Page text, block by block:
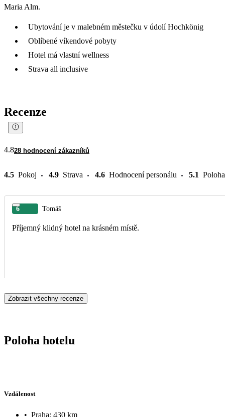
Maria Alm.
Ubytování je v malebném městečku v údolí Hochkönig
Oblíbené víkendové pobyty
Hotel má vlastní wellness
Strava all inclusive
Recenze
4.828 hodnocení zákazníků
4.5 Pokoj 4.9 Strava 4.6 Hodnocení personálu 5.1 Poloha
6 Tomáš
Příjemný klidný hotel na krásném místě.
Zobrazit všechny recenze
Poloha hotelu
Vzdálenost
• Praha: 430 km